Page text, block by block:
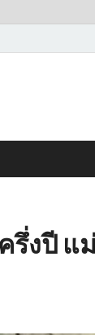
รึ่งปี แ